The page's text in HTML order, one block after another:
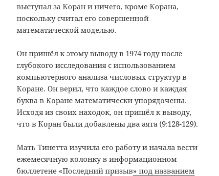
выступал за Коран и ничего, кроме Корана,
поскольку считал его совершенной
математической моделью.
Он пришёл к этому выводу в 1974 году после
глубокого исследования с использованием
компьютерного анализа числовых структур в
Коране. Он верил, что каждое слово и каждая
буква в Коране математически упорядочены.
Исходя из своих находок, он пришёл к выводу,
что в Коран были добавлены два аята (9:128-129).
Мать Тинетта изучила его работу и начала вести
ежемесячную колонку в информационном
бюллетене «Последний призыв» под названием